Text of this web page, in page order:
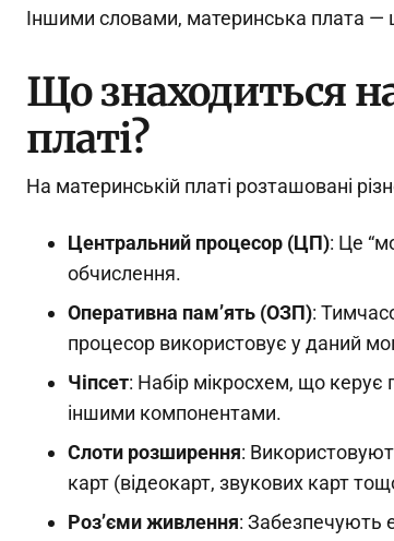
Іншими словами, материнська плата —
Що знаходиться
платі?
На материнській платі розташовані
Центральний процесор (ЦП): Це
обчислення.
Оперативна пам’ять (ОЗП):
процесор використовує у даний
Чіпсет: Набір мікросхем, що
іншими компонентами.
Слоти розширення:
карт (відеокарт, звукових карт
Роз’єми живлення: Забезпечують